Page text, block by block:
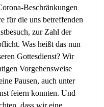
Beschränkungen
für die uns betreffenden
zur Zahl der
Was heißt das nun
Gottesdienst? Wir
Vorgehensweise
Pausen, auch unter
feiern konnten. Und
dass wir eine